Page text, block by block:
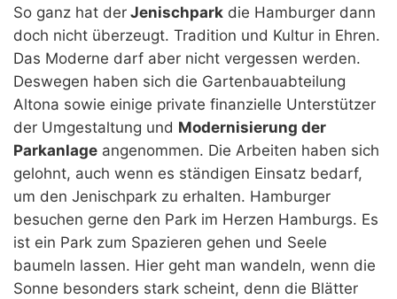
So ganz hat der Jenischpark die Hamburger dann
doch nicht überzeugt. Tradition und Kultur in Ehren.
Das Moderne darf aber nicht vergessen werden.
Deswegen haben sich die Gartenbauabteilung
Altona sowie einige private finanzielle Unterstützer
der Umgestaltung und Modernisierung der
Parkanlage angenommen. Die Arbeiten haben sich
gelohnt, auch wenn es ständigen Einsatz bedarf,
um den Jenischpark zu erhalten. Hamburger
besuchen gerne den Park im Herzen Hamburgs. Es
ist ein Park zum Spazieren gehen und Seele
baumeln lassen. Hier geht man wandeln, wenn die
Sonne besonders stark scheint, denn die Blätter